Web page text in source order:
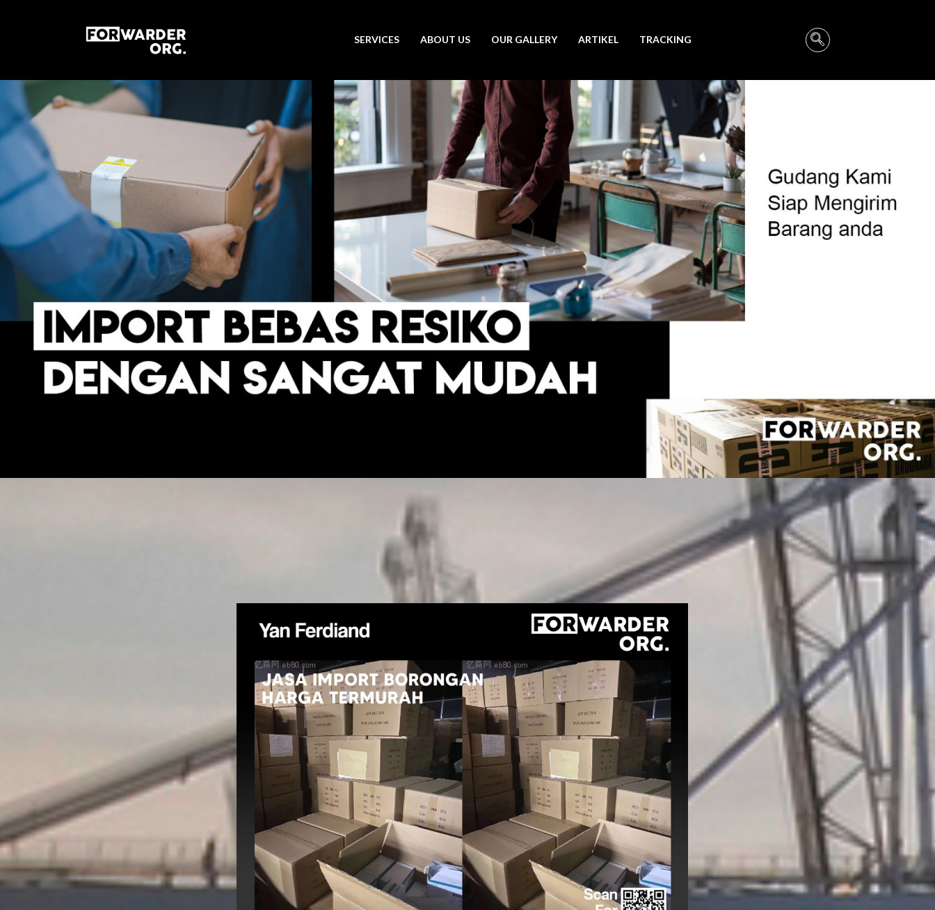
SERVICES ABOUT US OUR GALLERY ARTIKEL TRACKING